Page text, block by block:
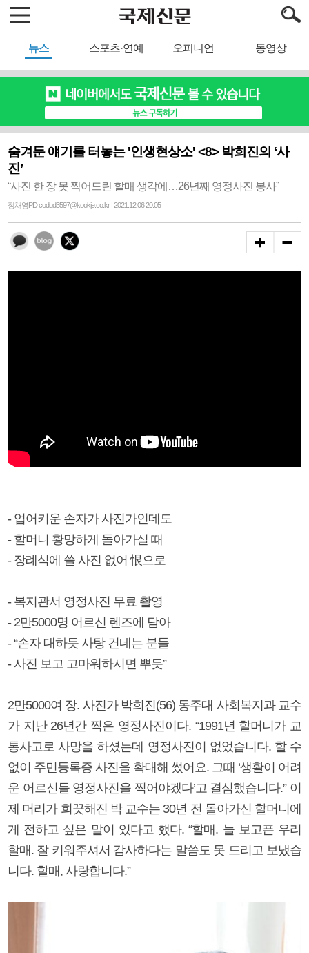
뉴스 스포츠·연예 오피니언 동영상
숨겨둔 얘기를 터놓는 '인생현상소' <8> 박희진의 ‘사
진’
“사진 한 장 못 찍어드린 할매 생각에…26년째 영정사진 봉사”
정채영PD codud3597@kookje.co.kr | 2021.12.06 20:05
- 업어키운 손자가 사진가인데도
- 할머니 황망하게 돌아가실 때
- 장례식에 쓸 사진 없어 恨으로
- 복지관서 영정사진 무료 촬영
- 2만5000명 어르신 렌즈에 담아
- “손자 대하듯 사탕 건네는 분들
- 사진 보고 고마워하시면 뿌듯”
2만5000여 장. 사진가 박희진(56) 동주대 사회복지과 교수
가 지난 26년간 찍은 영정사진이다. “1991년 할머니가 교
통사고로 사망을 하셨는데 영정사진이 없었습니다. 할 수
없이 주민등록증 사진을 확대해 썼어요. 그때 ‘생활이 어려
운 어르신들 영정사진을 찍어야겠다’고 결심했습니다.” 이
제 머리가 희끗해진 박 교수는 30년 전 돌아가신 할머니에
게 전하고 싶은 말이 있다고 했다. “할매. 늘 보고픈 우리
할매. 잘 키워주셔서 감사하다는 말씀도 못 드리고 보냈습
니다. 할매, 사랑합니다.”